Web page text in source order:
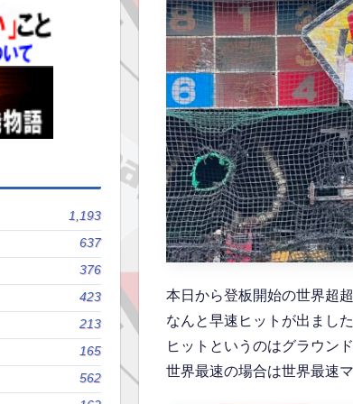
本日から登板開始の世界超
なんと早速ヒットが出ました
ヒットというのはグラウン
世界最速の場合は世界最速
1,193
637
376
423
213
165
562